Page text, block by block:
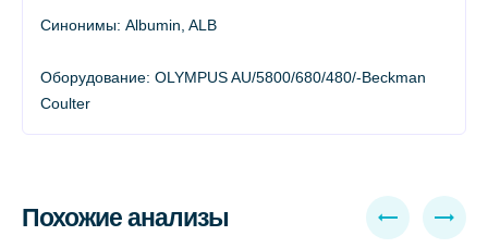
Синонимы: Albumin, ALB
Оборудование: OLYMPUS AU/5800/680/480/-Beckman
Coulter
Похожие анализы